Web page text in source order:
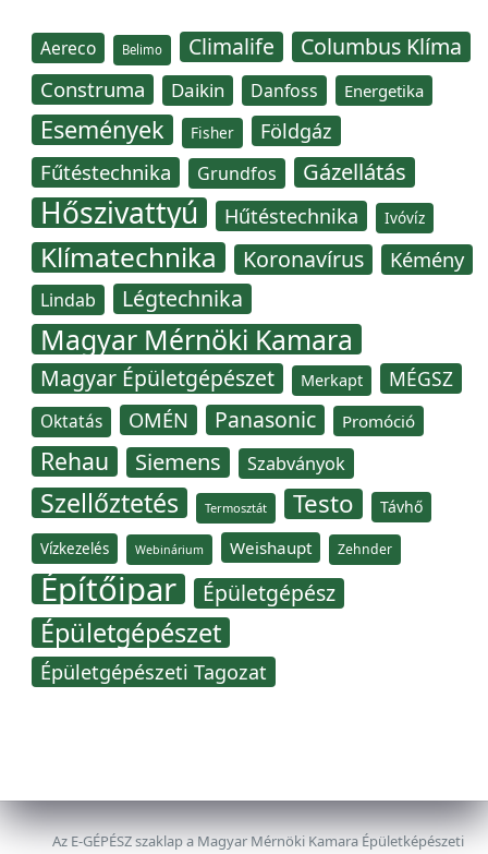
Aereco Belimo Climalife Columbus Klíma
Construma Daikin Danfoss Energetika
Események Fisher Földgáz
Fűtéstechnika Grundfos Gázellátás
Hőszivattyú Hűtéstechnika Ivóvíz
Klímatechnika Koronavírus Kémény
Lindab Légtechnika
Magyar Mérnöki Kamara
Magyar Épületgépészet Merkapt MÉGSZ
Oktatás OMÉN Panasonic Promóció
Rehau Siemens Szabványok
Szellőztetés Termosztát Testo Távhő
Vízkezelés Webinárium Weishaupt Zehnder
Építőipar Épületgépész
Épületgépészet
Épületgépészeti Tagozat
Az E-GÉPÉSZ szaklap a Magyar Mérnöki Kamara Épületképészeti